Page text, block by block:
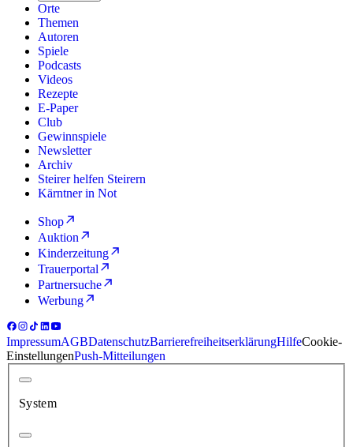
Orte
Themen
Autoren
Spiele
Podcasts
Videos
Rezepte
E-Paper
Club
Gewinnspiele
Newsletter
Archiv
Steirer helfen Steirern
Kärntner in Not
Shop
Auktion
Kinderzeitung
Trauerportal
Partnersuche
Werbung
ImpressumAGBDatenschutzBarrierefreiheitserklärungHilfeCookie-
EinstellungenPush-Mitteilungen
System